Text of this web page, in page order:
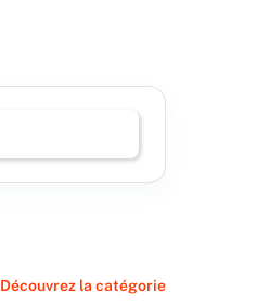
Découvrez la catégorie